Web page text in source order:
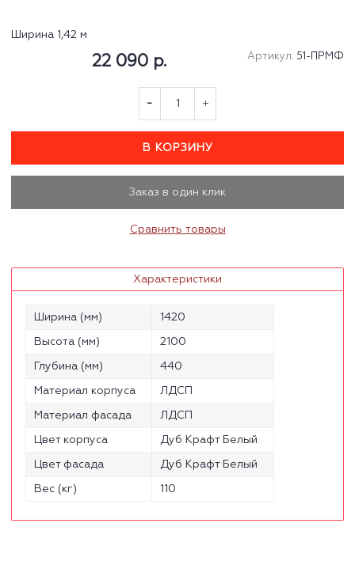
Ширина 1,42 м
Артикул: 51-ПРМФ
22 090 р.
В КОРЗИНУ
Заказ в один клик
Сравнить товары
Характеристики
Ширина (мм) 1420
Высота (мм) 2100
Глубина (мм) 440
Материал корпуса ЛДСП
Материал фасада ЛДСП
Цвет корпуса Дуб Крафт Белый
Цвет фасада Дуб Крафт Белый
Вес (кг) 110